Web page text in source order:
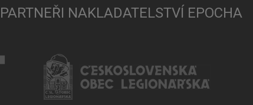
PARTNEŘI NAKLADATELSTVÍ EPOCHA